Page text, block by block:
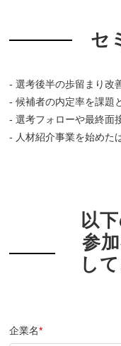
セ
- 選考後半の歩留まり改
- 候補者の内定率を課題
- 選考フォローや最終面
- 人材紹介事業を始めた
以
参
し
*
企業名